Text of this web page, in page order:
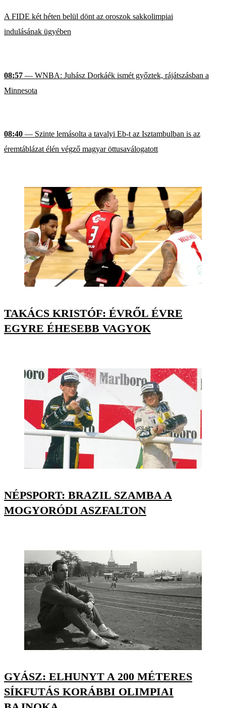
A FIDE két héten belül dönt az oroszok sakkolimpiai
indulásának ügyében
08:57 — WNBA: Juhász Dorkáék ismét győztek, rájátszásban a
Minnesota
08:40 — Szinte lemásolta a tavalyi Eb-t az Isztambulban is az
éremtáblázat élén végző magyar öttusaválogatott
TAKÁCS KRISTÓF: ÉVRŐL ÉVRE
EGYRE ÉHESEBB VAGYOK
NÉPSPORT: BRAZIL SZAMBA A
MOGYORÓDI ASZFALTON
GYÁSZ: ELHUNYT A 200 MÉTERES
SÍKFUTÁS KORÁBBI OLIMPIAI